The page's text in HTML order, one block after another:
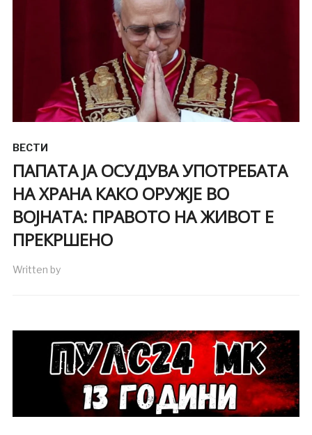
ВЕСТИ
ПАПАТА ЈА ОСУДУВА УПОТРЕБАТА
НА ХРАНА КАКО ОРУЖЈЕ ВО
ВОЈНАТА: ПРАВОТО НА ЖИВОТ Е
ПРЕКРШЕНО
Written by